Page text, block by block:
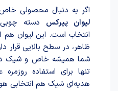
اگر به دنبال محصولی
لیوان پیرکس دسته چوبی
انتخاب است. این لیوان
ظاهر، در سطح بالایی قرار
شما همیشه خاص و شیک
تنها برای استفاده
هدیه‌ای شیک هم انتخابی